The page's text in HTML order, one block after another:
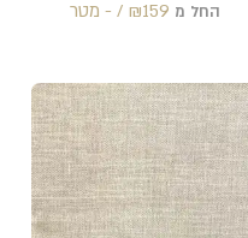
החל מ ₪159 /‏‏‎ ‎- מטר